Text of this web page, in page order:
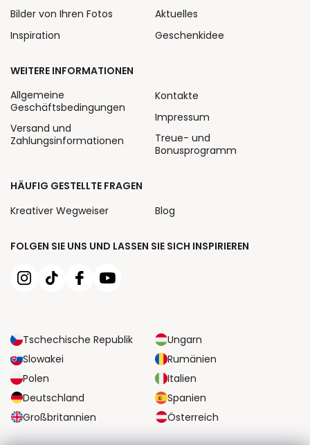
FOLGEN SIE UNS UND LASSEN SIE SICH INSPIRIEREN
Tschechische Republik
Ungarn
Slowakei
Rumänien
Polen
Italien
Deutschland
Spanien
Großbritannien
Österreich
Bilder von Ihren Fotos
Inspiration
Aktuelles
Geschenkidee
WEITERE INFORMATIONEN
Allgemeine
Geschäftsbedingungen
Versand und
Zahlungsinformationen
Kontakte
Impressum
Treue- und
Bonusprogramm
HÄUFIG GESTELLTE FRAGEN
Kreativer Wegweiser
Blog